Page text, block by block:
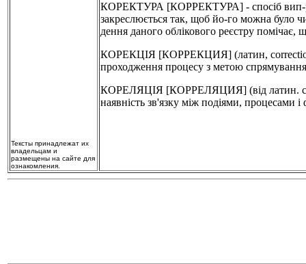
Тексты принадлежат их
владельцам и
размещены на сайте для
ознакомления.
КОРЕКТУРА [КОРРЕКТУРА] - спосіб вип-
закреслюється так, щоб йо-го можна було
дення даного облікового реєстру помічає,
КОРЕКЦІЯ [КОРРЕКЦИЯ] (латин, correctio-
проходження процесу з метою спрямування
КОРЕЛЯЦІЯ [КОРРЕЛЯЦИЯ] (від латин.
наявність зв'язку між подіями, процесами